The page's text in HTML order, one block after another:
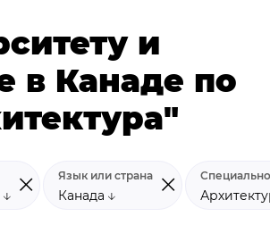
и
в Канаде по
Язык или страна
Канада